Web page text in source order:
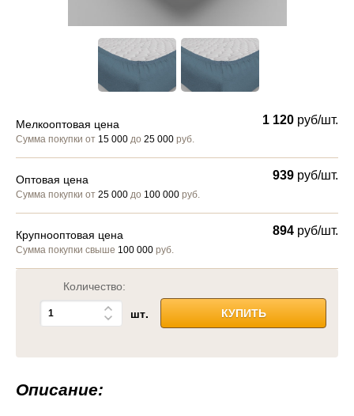
Мелкооптовая цена
Сумма покупки от 15 000 до 25 000 руб.
1 120 руб/шт.
Оптовая цена
Сумма покупки от 25 000 до 100 000 руб.
939 руб/шт.
Крупнооптовая цена
Сумма покупки свыше 100 000 руб.
894 руб/шт.
Количество:
шт. КУПИТЬ
Описание: